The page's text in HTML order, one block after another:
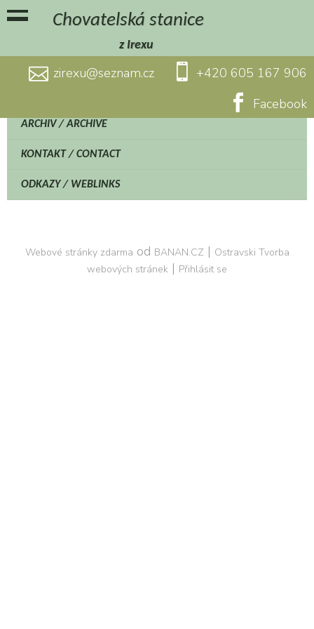
Chovatelská stanice
z Irexu
zirexu@seznam.cz
+420 605 167 906
Facebook
ARCHIV / ARCHIVE
KONTAKT / CONTACT
ODKAZY / WEBLINKS
Webové stránky zdarma od BANAN.CZ | Ostravski Tvorba
webových stránek | Přihlásit se